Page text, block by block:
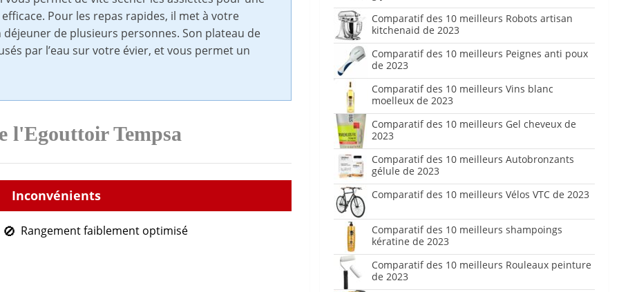
Pour les repas rapides, il met à votre
de plusieurs personnes. Son plateau de
par l’eau sur votre évier, et vous permet un
l'Egouttoir Tempsa
Rangement faiblement optimisé
Comparatif des 10 meilleurs Robots artisan
kitchenaid de 2023
Comparatif des 10 meilleurs Peignes anti poux
de 2023
Comparatif des 10 meilleurs Vins blanc
moelleux de 2023
Comparatif des 10 meilleurs Gel cheveux de
2023
Comparatif des 10 meilleurs Autobronzants
gélule de 2023
Comparatif des 10 meilleurs Vélos VTC de 2023
Comparatif des 10 meilleurs shampoings
kératine de 2023
Comparatif des 10 meilleurs Rouleaux peinture
de 2023